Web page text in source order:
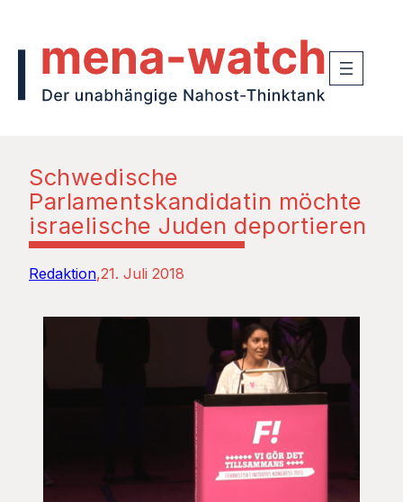
Schwedische
Parlamentskandidatin möchte
israelische Juden deportieren
Redaktion 21. Juli 2018